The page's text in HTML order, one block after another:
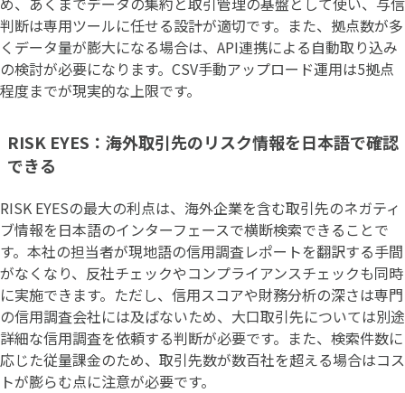
判断は専用ツールに任せる設計が適切です。また、拠点数が多
くデータ量が膨大になる場合は、API連携による自動取り込み
の検討が必要になります。CSV手動アップロード運用は5拠点
程度までが現実的な上限です。
RISK EYES：海外取引先のリスク情報を日本語で確認
できる
RISK EYESの最大の利点は、海外企業を含む取引先のネガティ
ブ情報を日本語のインターフェースで横断検索できることで
す。本社の担当者が現地語の信用調査レポートを翻訳する手間
がなくなり、反社チェックやコンプライアンスチェックも同時
に実施できます。ただし、信用スコアや財務分析の深さは専門
の信用調査会社には及ばないため、大口取引先については別途
詳細な信用調査を依頼する判断が必要です。また、検索件数に
応じた従量課金のため、取引先数が数百社を超える場合はコス
トが膨らむ点に注意が必要です。